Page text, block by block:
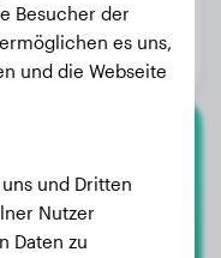
1 Jahr, 8 Monate
Hündinn
Besucher der
es uns,
und die Webseite
und Dritten
Nutzer
Daten zu